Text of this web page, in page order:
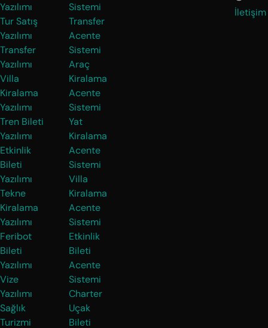
Yazılımı
Tur Satış
Yazılımı
Transfer
Yazılımı
Villa
Kiralama
Yazılımı
Tren Bileti
Yazılımı
Etkinlik
Bileti
Yazılımı
Tekne
Kiralama
Yazılımı
Feribot
Bileti
Yazılımı
Vize
Yazılımı
Sağlık
Turizmi
Sistemi
Transfer
Acente
Sistemi
Araç
Kiralama
Acente
Sistemi
Yat
Kiralama
Acente
Sistemi
Villa
Kiralama
Acente
Sistemi
Etkinlik
Bileti
Acente
Sistemi
Charter
Uçak
Bileti
İletişim